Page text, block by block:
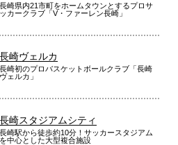
長崎県内21市町をホームタウンとするプロサ
ッカークラブ「V・ファーレン長崎」
長崎ヴェルカ
長崎初のプロバスケットボールクラブ「長崎
ヴェルカ」
長崎スタジアムシティ
長崎駅から徒歩約10分！サッカースタジアム
を中心とした大型複合施設